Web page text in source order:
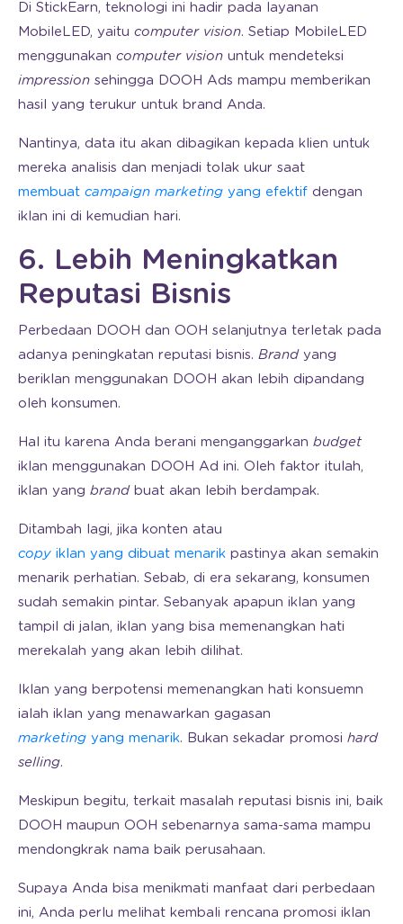
Di StickEarn, teknologi ini hadir pada layanan
MobileLED, yaitu computer vision. Setiap MobileLED
menggunakan computer vision untuk mendeteksi
impression sehingga DOOH Ads mampu memberikan
hasil yang terukur untuk brand Anda.
Nantinya, data itu akan dibagikan kepada klien untuk
mereka analisis dan menjadi tolak ukur saat
membuat campaign marketing yang efektif dengan
iklan ini di kemudian hari.
6. Lebih Meningkatkan
Reputasi Bisnis
Perbedaan DOOH dan OOH selanjutnya terletak pada
adanya peningkatan reputasi bisnis. Brand yang
beriklan menggunakan DOOH akan lebih dipandang
oleh konsumen.
Hal itu karena Anda berani menganggarkan budget
iklan menggunakan DOOH Ad ini. Oleh faktor itulah,
iklan yang brand buat akan lebih berdampak.
Ditambah lagi, jika konten atau
copy iklan yang dibuat menarik pastinya akan semakin
menarik perhatian. Sebab, di era sekarang, konsumen
sudah semakin pintar. Sebanyak apapun iklan yang
tampil di jalan, iklan yang bisa memenangkan hati
merekalah yang akan lebih dilihat.
Iklan yang berpotensi memenangkan hati konsuemn
ialah iklan yang menawarkan gagasan
marketing yang menarik. Bukan sekadar promosi hard
selling.
Meskipun begitu, terkait masalah reputasi bisnis ini, baik
DOOH maupun OOH sebenarnya sama-sama mampu
mendongkrak nama baik perusahaan.
Supaya Anda bisa menikmati manfaat dari perbedaan
ini, Anda perlu melihat kembali rencana promosi iklan